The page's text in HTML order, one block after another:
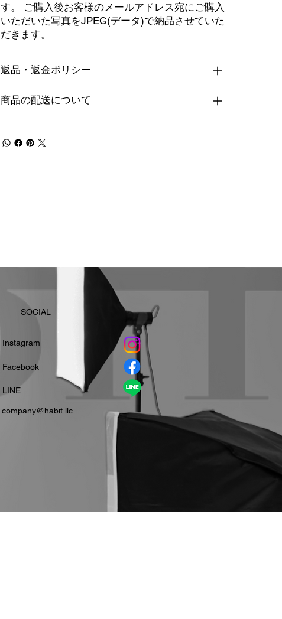
す。 ご購入後お客様のメールアドレス宛にご購入
いただいた写真をJPEG(データ)で納品させていた
だきます。
返品・返金ポリシー
商品の配送について
​SOCIAL
Instagram
​Facebook
​LINE
company＠habit.llc